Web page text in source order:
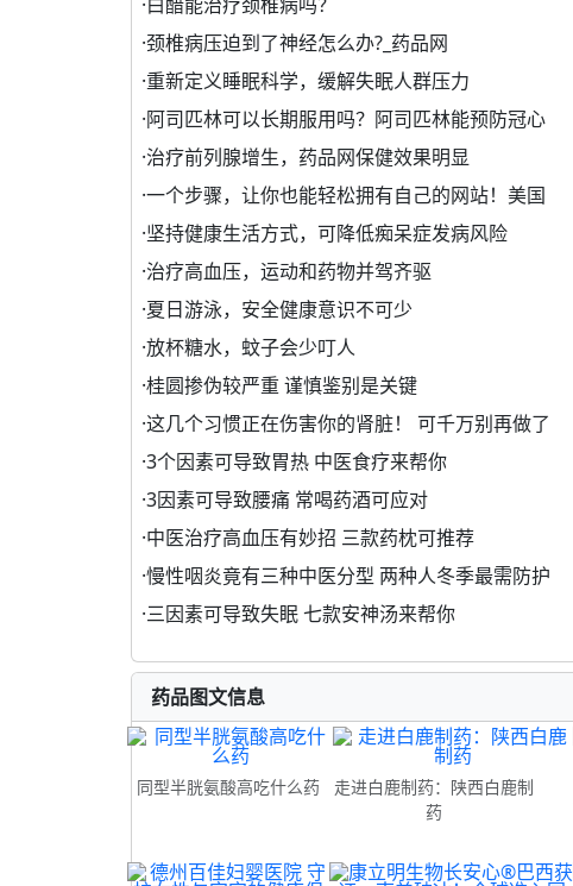
·颈椎病压迫到了神经怎么办?_药品网
·重新定义睡眠科学，缓解失眠人群压力
·阿司匹林可以长期服用吗？阿司匹林能预防冠心
·治疗前列腺增生，药品网保健效果明显
·一个步骤，让你也能轻松拥有自己的网站！美国
·坚持健康生活方式，可降低痴呆症发病风险
·治疗高血压，运动和药物并驾齐驱
·夏日游泳，安全健康意识不可少
·放杯糖水，蚊子会少叮人
·桂圆掺伪较严重 谨慎鉴别是关键
·这几个习惯正在伤害你的肾脏！ 可千万别再做了
·3个因素可导致胃热 中医食疗来帮你
·3因素可导致腰痛 常喝药酒可应对
·中医治疗高血压有妙招 三款药枕可推荐
·慢性咽炎竟有三种中医分型 两种人冬季最需防护
·三因素可导致失眠 七款安神汤来帮你
药品图文信息
同型半胱氨酸高吃什么药
走进白鹿制药：陕西白鹿制
药